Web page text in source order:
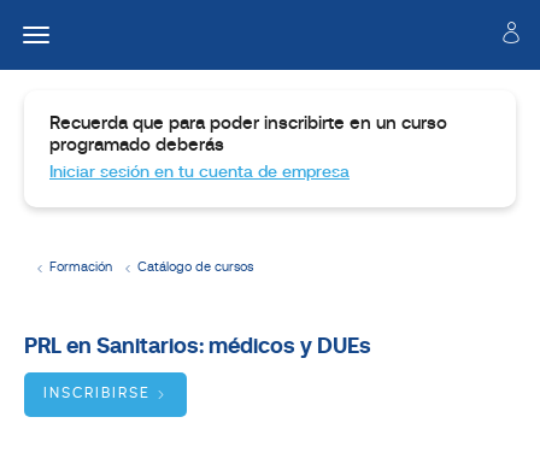
Formación Catálogo de cursos
Dirigido
Recuerda que para poder inscribirte en un curso
programado deberás
Iniciar sesión en tu cuenta de empresa
PRL en Sanitarios: médicos y DUEs
INSCRIBIRSE